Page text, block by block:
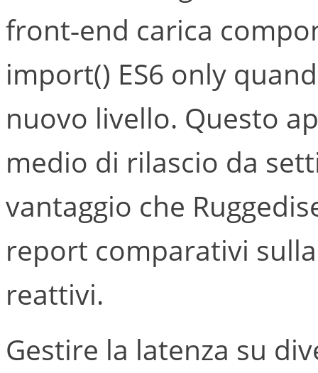
front‑end carica
import() ES6 only
nuovo livello. Questo
medio di rilascio da
vantaggio che
report comparativi
reattivi.
Gestire la latenza su